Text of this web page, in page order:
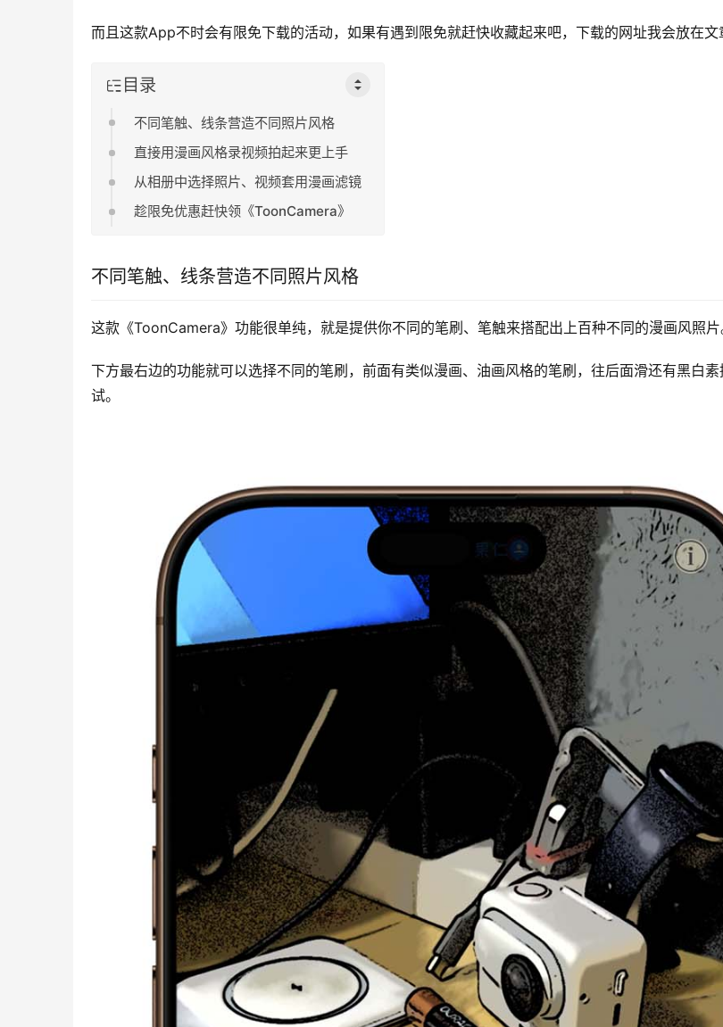
而且这款App不时会有限免下载的活动，如果有遇到限免就赶快收藏起来吧，下载的网址我会放在文
目录
不同笔触、线条营造不同照片风格
直接用漫画风格录视频拍起来更上手
从相册中选择照片、视频套用漫画滤镜
趁限免优惠赶快领《ToonCamera》
不同笔触、线条营造不同照片风格
这款《ToonCamera》功能很单纯，就是提供你不同的笔刷、笔触来搭配出上百种不同的漫画风照片
下方最右边的功能就可以选择不同的笔刷，前面有类似漫画、油画风格的笔刷，往后面滑还有黑白
试。